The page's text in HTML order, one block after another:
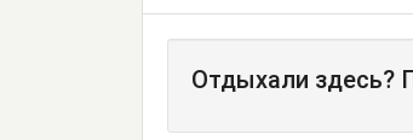
Отдыхали здесь?